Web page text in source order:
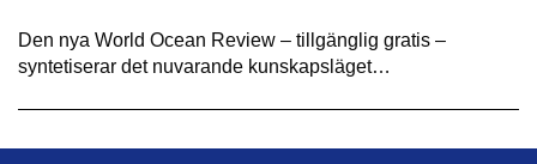
Den nya World Ocean Review – tillgänglig gratis –
syntetiserar det nuvarande kunskapsläget…